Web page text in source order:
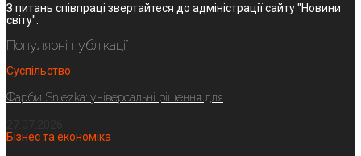
З питань співпраці звертайтеся до адміністрації сайту "Новини
світу".
Популярні публікації
Суспільство
Фарби Sniezka: універсальні рішення для
Бізнес та економіка